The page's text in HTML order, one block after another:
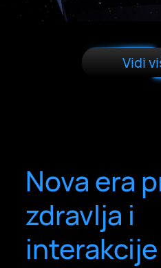
Vidi
Nova era
zdravlja i
interakcije